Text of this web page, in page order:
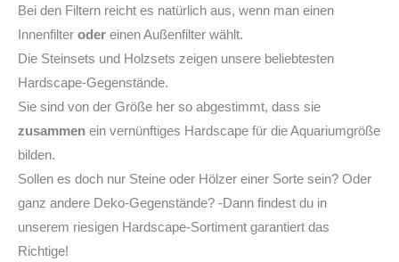
Bei den Filtern reicht es natürlich aus, wenn man einen
Innenfilter oder einen Außenfilter wählt.
Die Steinsets und Holzsets zeigen unsere beliebtesten
Hardscape-Gegenstände.
Sie sind von der Größe her so abgestimmt, dass sie
zusammen ein vernünftiges Hardscape für die Aquariumgröße
bilden.
Sollen es doch nur Steine oder Hölzer einer Sorte sein? Oder
ganz andere Deko-Gegenstände? -Dann findest du in
unserem riesigen Hardscape-Sortiment garantiert das
Richtige!